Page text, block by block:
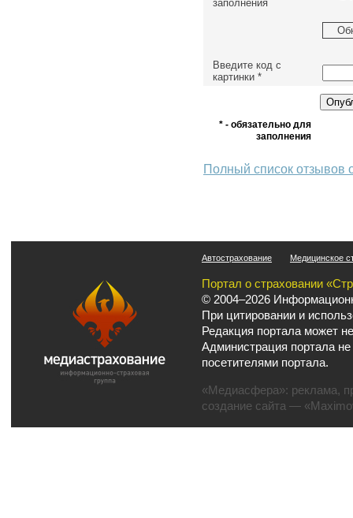
заполнения
Введите код с
картинки *
* - обязательно для
заполнения
Полный список отзывов
Автострахование Медицинское
Портал о страховании
© 2004–2026
При цитировании и
Редакция портала может
Администрация портала
посетителями портала.
«Медиасфера»: реклама,
создание сайта —